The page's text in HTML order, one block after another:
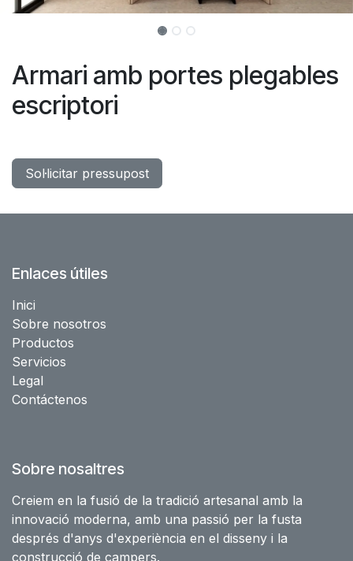
Armari amb portes plegables
escriptori
Sol·licitar pressupost
Enlaces útiles
Inici
Sobre nosotros
Productos
Servicios
Legal
Contáctenos
Sobre nosaltres
Creiem en la fusió de la tradició artesanal amb la
innovació moderna, amb una passió per la fusta
després d'anys d'experiència en el disseny i la
construcció de campers.